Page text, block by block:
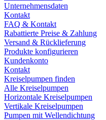
Unternehmensdaten
Kontakt
FAQ & Kontakt
Rabattierte Preise & Zahlung
Versand & Rücklieferung
Produkte konfigurieren
Kundenkonto
Kontakt
Kreiselpumpen finden
Alle Kreiselpumpen
Horizontale Kreiselpumpen
Vertikale Kreiselpumpen
Pumpen mit Wellendichtung